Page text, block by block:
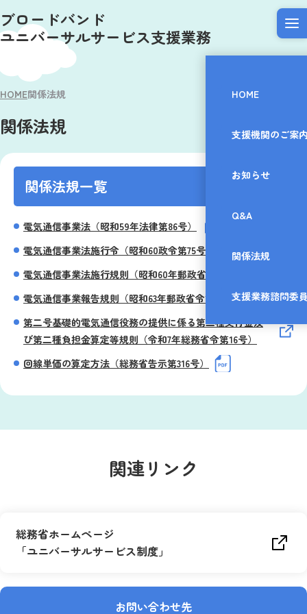
ブロードバンド
ユニバーサルサービス支援業務
HOME
支援機関のご案
お知らせ
Q&A
関係法規
支援業務諮問委
HOME関係法規
関係法規
関係法規一覧
電気通信事業法（昭和59年法律第86号）
電気通信事業法施行令（昭和60政令第75号）
電気通信事業法施行規則（昭和60年郵政省令第25号）
電気通信事業報告規則（昭和63年郵政省令第46号）
第二号基礎的電気通信役務の提供に係る第二種交付金及
び第二種負担金算定等規則（令和7年総務省令第16号）
回線単価の算定方法（総務省告示第316号）
関連リンク
総務省ホームページ
「ユニバーサルサービス制度」
お問い合わせ先